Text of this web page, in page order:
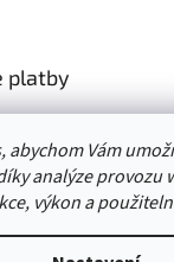
abychom Vám
analýze provozu
výkon a
platby